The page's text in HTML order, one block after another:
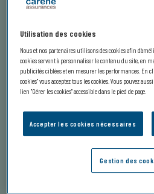
Véhicules haut
Utilisation des cookies
Nous et nos partenaires utilisons des cookies afin
cookies servent à personnaliser le contenu du site, en
publicités ciblées et en mesurer les performances. En
cookies" vous acceptez tous les cookies. Vous pouvez
lien "Gérer les cookies" accessible dans le pied de page.
Accepter les cookies nécessaires
Gestion des